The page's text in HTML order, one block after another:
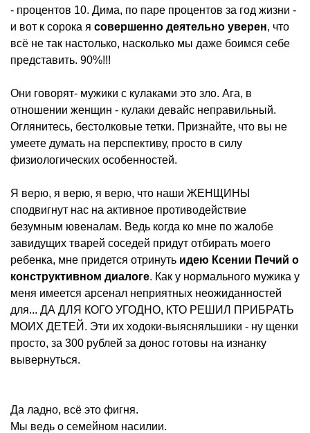
- процентов 10. Дима, по паре процентов за год жизни -
и вот к сорока я совершенно деятельно уверен, что
всё не так настолько, насколько мы даже боимся себе
представить. 90%!!!
Они говорят- мужики с кулаками это зло. Ага, в
отношении женщин - кулаки девайс неправильный.
Оглянитесь, бестолковые тетки. Признайте, что вы не
умеете думать на перспективу, просто в силу
физиологических особенностей.
Я верю, я верю, я верю, что наши ЖЕНЩИНЫ
сподвигнут нас на активное противодействие
безумным ювеналам. Ведь когда ко мне по жалобе
завидущих тварей соседей придут отбирать моего
ребенка, мне придется отринуть идею Ксении Печий о
конструктивном диалоге. Как у нормального мужика у
меня имеется арсенал неприятных неожиданностей
для... ДА ДЛЯ КОГО УГОДНО, КТО РЕШИЛ ПРИБРАТЬ
МОИХ ДЕТЕЙ. Эти их ходоки-выясняльшики - ну щенки
просто, за 300 рублей за донос готовы на изнанку
вывернуться.
Да ладно, всё это фигня.
Мы ведь о семейном насилии.